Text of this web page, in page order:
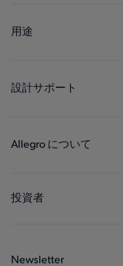
レギュレート
用途
工業
設計サポート
パッケージング
Allegro について
キャリア
投資者
Newsletter